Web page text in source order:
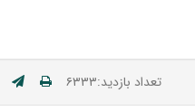
تعداد بازدید:۶۳۳۳